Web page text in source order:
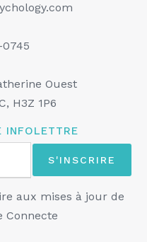
0745
Ouest
H3Z 1P6
INFOLETTRE
aux mises à jour de
Connecte